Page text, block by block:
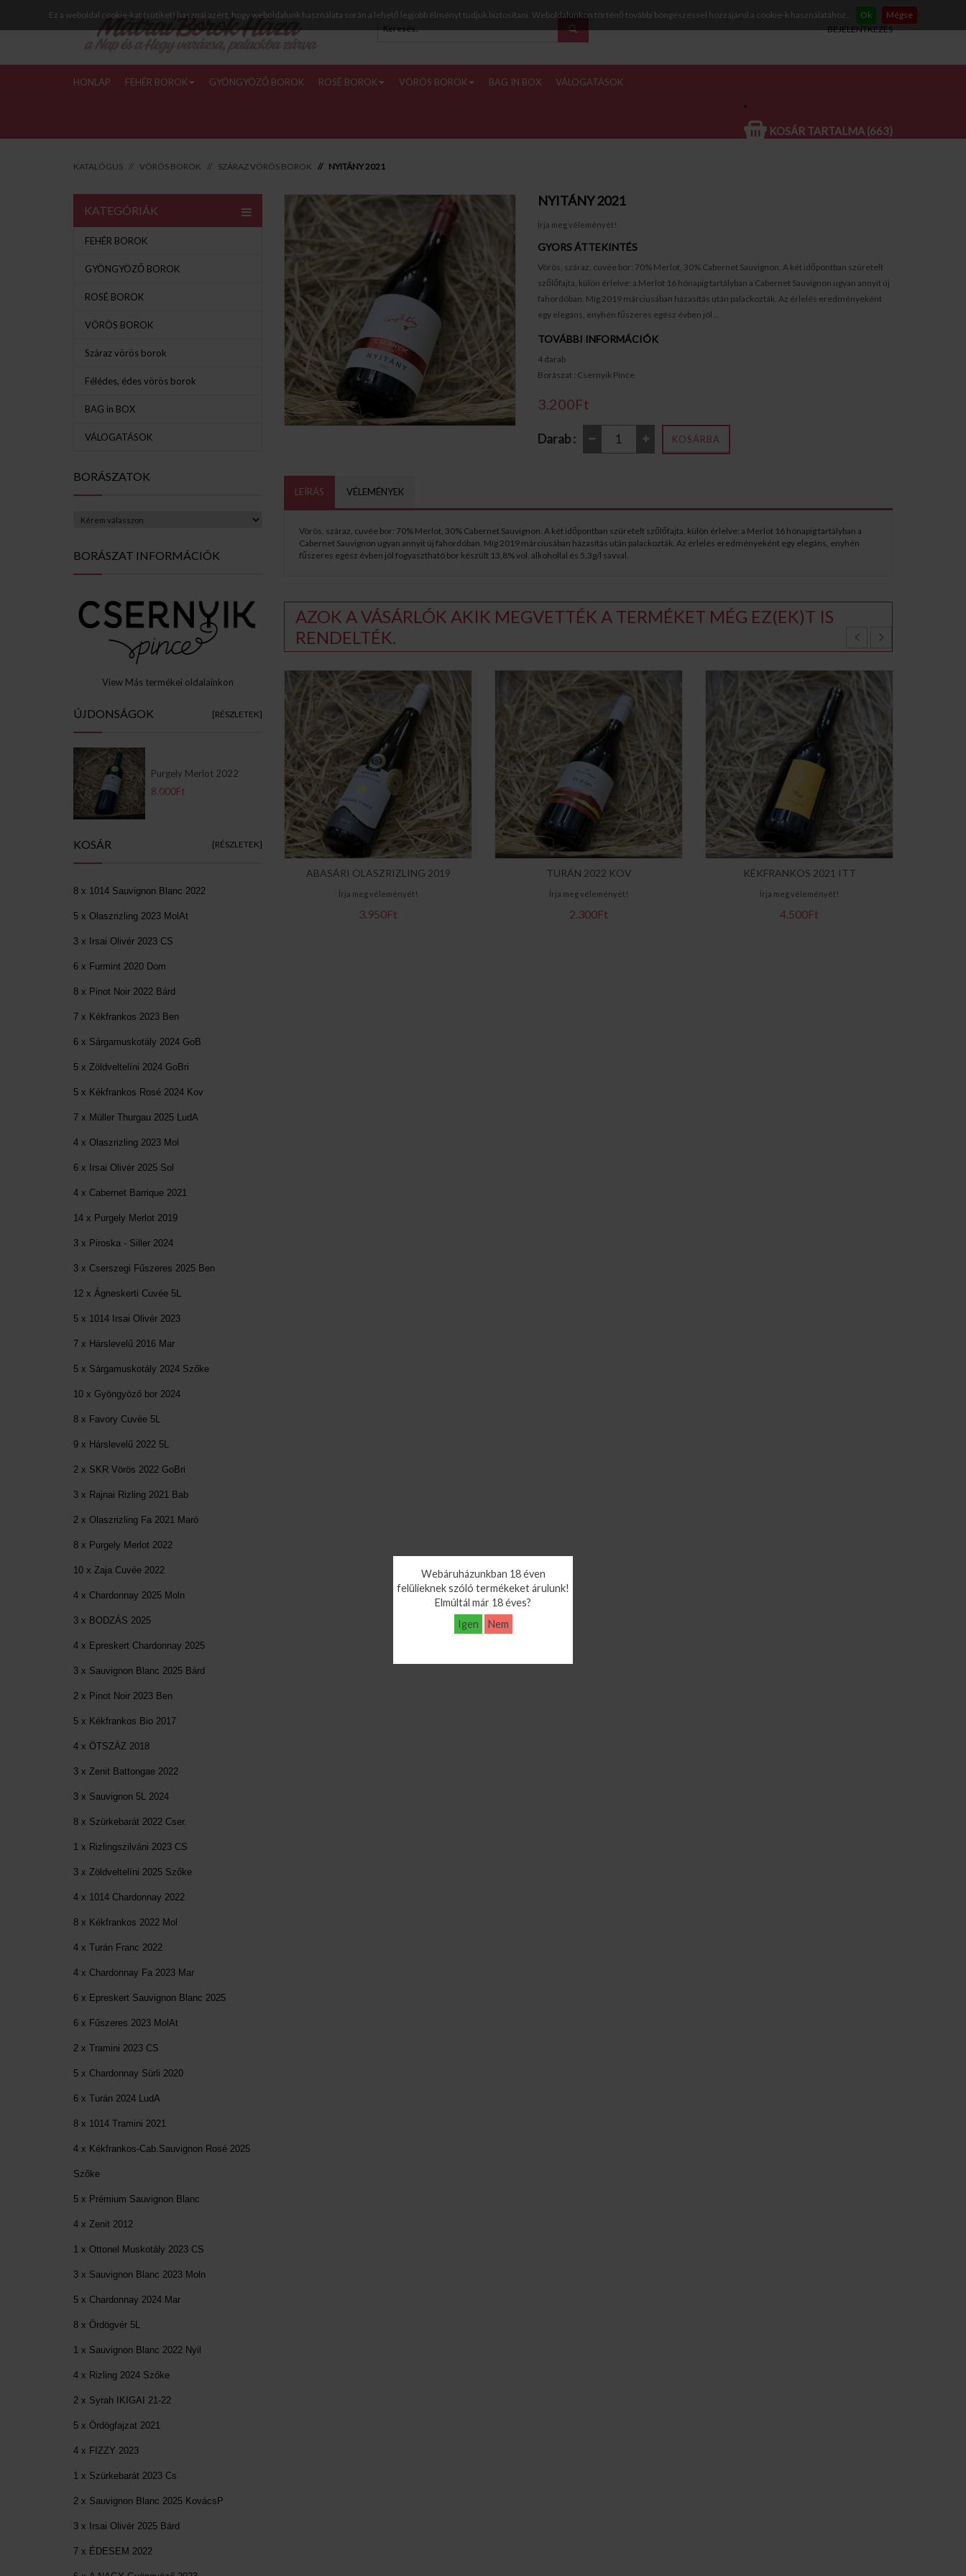
Ez a weboldal cookie-kat (sütiket) használ azért, hogy weboldalunk használata során a lehető legjobb élményt tudjuk biztosítani. Weboldalunkon történő további böngészéssel hozzájárul a cookie-k használatához.. Ok
Mégse
BEJELENTKEZÉS
HONLAP FEHÉR BOROK GYÖNGYÖZŐ BOROK ROSÉ BOROK VÖRÖS BOROK BAG IN BOX VÁLOGATÁSOK
KOSÁR TARTALMA (663)
KATALÓGUS VÖRÖS BOROK SZÁRAZ VÖRÖS BOROK NYITÁNY 2021
NYITÁNY 2021
Írja meg véleményét!
GYORS ÁTTEKINTÉS
Vörös, száraz, cuvée bor: 70% Merlot, 30% Cabernet Sauvignon. A két időpontban szüretelt
szőlőfajta, külön érlelve: a Merlot 16 hónapig tartályban a Cabernet Sauvignon ugyan annyit új
fahordóban. Míg 2019 márciusában házasítás után palackozták. Az érlelés eredményeként
egy elegáns, enyhén fűszeres egész évben jól ..
TOVÁBBI INFORMÁCIÓK
4 darab
Borászat : Csernyik Pince
3.200Ft
Darab : KOSÁRBA
LEÍRÁS VÉLEMÉNYEK
Vörös, száraz, cuvée bor: 70% Merlot, 30% Cabernet Sauvignon. A két időpontban szüretelt szőlőfajta, külön érlelve: a Merlot 16 hónapig tartályban a
Cabernet Sauvignon ugyan annyit új fahordóban. Míg 2019 márciusában házasítás után palackozták. Az érlelés eredményeként egy elegáns, enyhén
fűszeres egész évben jól fogyasztható bor készült 13,8% vol. alkohollal és 5,3g/l savval.
AZOK A VÁSÁRLÓK AKIK MEGVETTÉK A TERMÉKET MÉG EZ(EK)T IS
RENDELTÉK.
ABASÁRI OLASZRIZLING 2019
Írja meg véleményét!
3.950Ft
TURÁN 2022 KOV
Írja meg véleményét!
2.300Ft
KÉKFRANKOS 2021 ITT
Írja meg véleményét!
4.500Ft
Webáruházunkban 18 éven
felülieknek szóló termékeket árulunk!
Elmúltál már 18 éves?
Igen
Nem
KATEGÓRIÁK
FEHÉR BOROK
GYÖNGYÖZŐ BOROK
ROSÉ BOROK
VÖRÖS BOROK
Száraz vörös borok
Félédes, édes vörös borok
BAG in BOX
VÁLOGATÁSOK
BORÁSZATOK
BORÁSZAT INFORMÁCIÓK
View Más termékei oldalainkon
ÚJDONSÁGOK [RÉSZLETEK]
Purgely Merlot 2022
8.000Ft
KOSÁR [RÉSZLETEK]
8 x 1014 Sauvignon Blanc 2022
5 x Olaszrizling 2023 MolAt
3 x Irsai Olivér 2023 CS
6 x Furmint 2020 Dom
8 x Pinot Noir 2022 Bárd
7 x Kékfrankos 2023 Ben
6 x Sárgamuskotály 2024 GoB
5 x Zöldveltelíni 2024 GoBri
5 x Kékfrankos Rosé 2024 Kov
7 x Müller Thurgau 2025 LudA
4 x Olaszrizling 2023 Mol
6 x Irsai Olivér 2025 Sol
4 x Cabernet Barrique 2021
14 x Purgely Merlot 2019
3 x Piroska - Siller 2024
3 x Cserszegi Fűszeres 2025 Ben
12 x Ágneskerti Cuvée 5L
5 x 1014 Irsai Olivér 2023
7 x Hárslevelű 2016 Mar
5 x Sárgamuskotály 2024 Szőke
10 x Gyöngyöző bor 2024
8 x Favory Cuvée 5L
9 x Hárslevelű 2022 5L
2 x SKR Vörös 2022 GoBri
3 x Rajnai Rizling 2021 Bab
2 x Olaszrizling Fa 2021 Maró
8 x Purgely Merlot 2022
10 x Zaja Cuvée 2022
4 x Chardonnay 2025 Moln
3 x BODZÁS 2025
4 x Epreskert Chardonnay 2025
3 x Sauvignon Blanc 2025 Bárd
2 x Pinot Noir 2023 Ben
5 x Kékfrankos Bio 2017
4 x ÖTSZÁZ 2018
3 x Zenit Battongae 2022
3 x Sauvignon 5L 2024
8 x Szürkebarát 2022 Cser.
1 x Rizlingszilváni 2023 CS
3 x Zöldveltelíni 2025 Szőke
4 x 1014 Chardonnay 2022
8 x Kékfrankos 2022 Mol
4 x Turán Franc 2022
4 x Chardonnay Fa 2023 Mar
6 x Epreskert Sauvignon Blanc 2025
6 x Fűszeres 2023 MolAt
2 x Tramini 2023 CS
5 x Chardonnay Sürli 2020
6 x Turán 2024 LudA
8 x 1014 Tramini 2021
4 x Kékfrankos-Cab.Sauvignon Rosé 2025
Szőke
5 x Prémium Sauvignon Blanc
4 x Zenit 2012
1 x Ottonel Muskotály 2023 CS
3 x Sauvignon Blanc 2023 Moln
5 x Chardonnay 2024 Mar
8 x Ördögvér 5L
1 x Sauvignon Blanc 2022 Nyil
4 x Rizling 2024 Szőke
2 x Syrah IKIGAI 21-22
5 x Ördögfajzat 2021
4 x FIZZY 2023
1 x Szürkebarát 2023 Cs
2 x Sauvignon Blanc 2025 KovácsP
3 x Irsai Olivér 2025 Bárd
7 x ÉDESEM 2022